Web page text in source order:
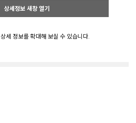
상세정보 새창 열기
상세 정보를 확대해 보실 수 있습니다.